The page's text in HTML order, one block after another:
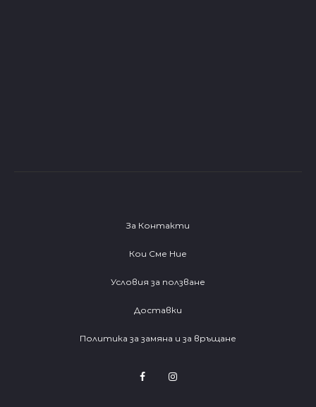
За Контакти
Кои Сме Ние
Условия за ползване
Доставки
Политика за замяна и за връщане
F
I